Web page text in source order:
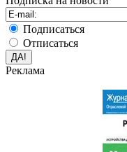
Подписаться
Отписаться
Реклама